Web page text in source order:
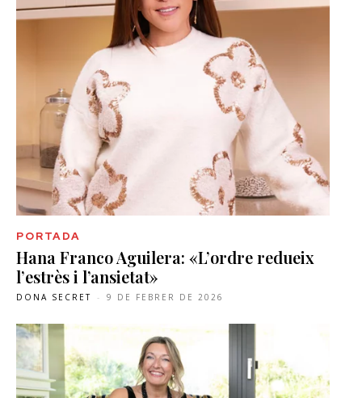
PORTADA
Hana Franco Aguilera: «L’ordre redueix
l’estrès i l’ansietat»
DONA SECRET - 9 DE FEBRER DE 2026